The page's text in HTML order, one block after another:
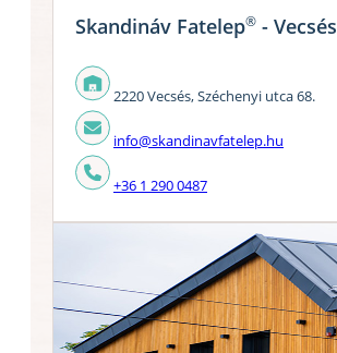
Skandináv Fatelep® - Vecsés
2220 Vecsés, Széchenyi utca 68.
info@skandinavfatelep.hu
+36 1 290 0487